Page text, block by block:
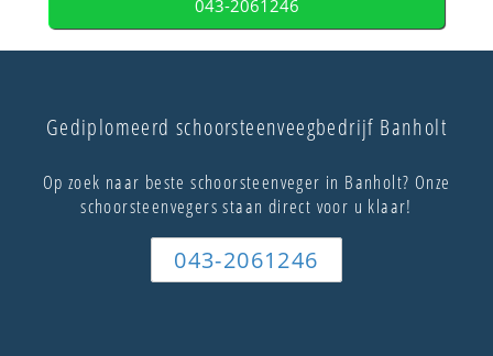
043-2061246
Gediplomeerd schoorsteenveegbedrijf Banholt
Op zoek naar beste schoorsteenveger in Banholt? Onze
schoorsteenvegers staan direct voor u klaar!
043-2061246